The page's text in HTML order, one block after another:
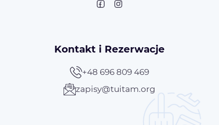
Kontakt i Rezerwacje
+48 696 809 469
zapisy@tuitam.org